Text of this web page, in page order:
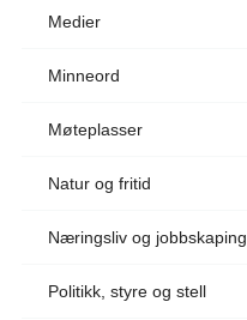
Medier
Minneord
Møteplasser
Natur og fritid
Næringsliv og jobbskaping
Politikk, styre og stell